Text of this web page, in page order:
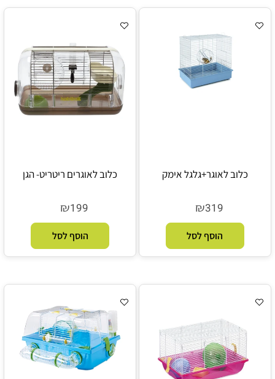
כלוב לאוגר+גלגל אימק
₪319
הוסף לסל
כלוב לאוגרים ריטריט- הגן
₪199
הוסף לסל